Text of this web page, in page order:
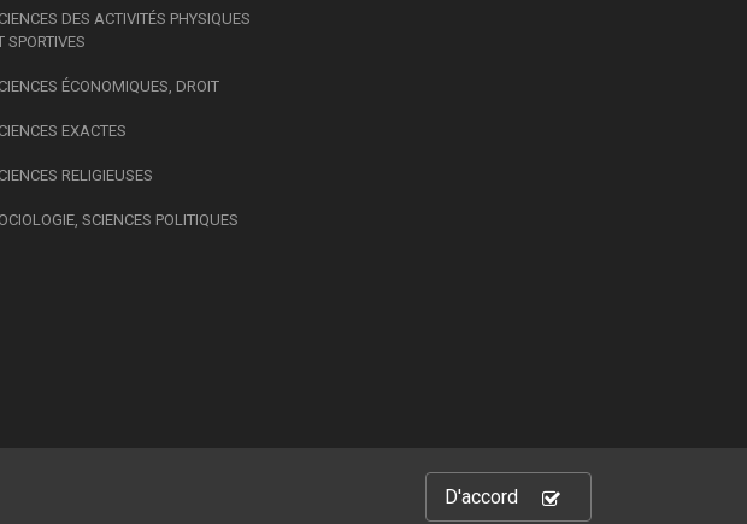
D'accord
DES ACTIVITÉS PHYSIQUES
SPORTIVES
ÉCONOMIQUES, DROIT
EXACTES
RELIGIEUSES
SCIENCES POLITIQUES